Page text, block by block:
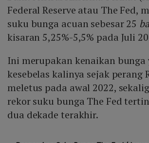
Federal Reserve atau The Fed,
suku bunga acuan sebesar 25
kisaran 5,25%-5,5% pada Juli
Ini merupakan kenaikan bunga
kesebelas kalinya sejak perang
meletus pada awal 2022,
rekor suku bunga The Fed
dua dekade terakhir.